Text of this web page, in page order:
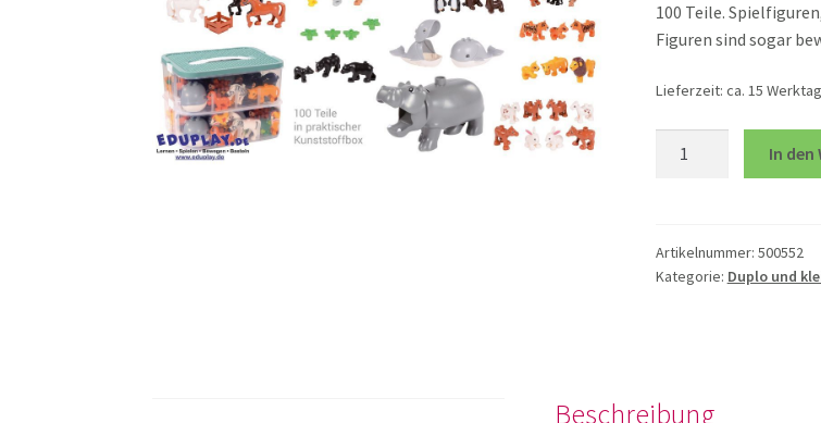
100 Teile.
Figuren sind sogar
Lieferzeit: ca. 15
In den
Artikelnummer: 500552
Kategorie: Duplo und
Beschreibung